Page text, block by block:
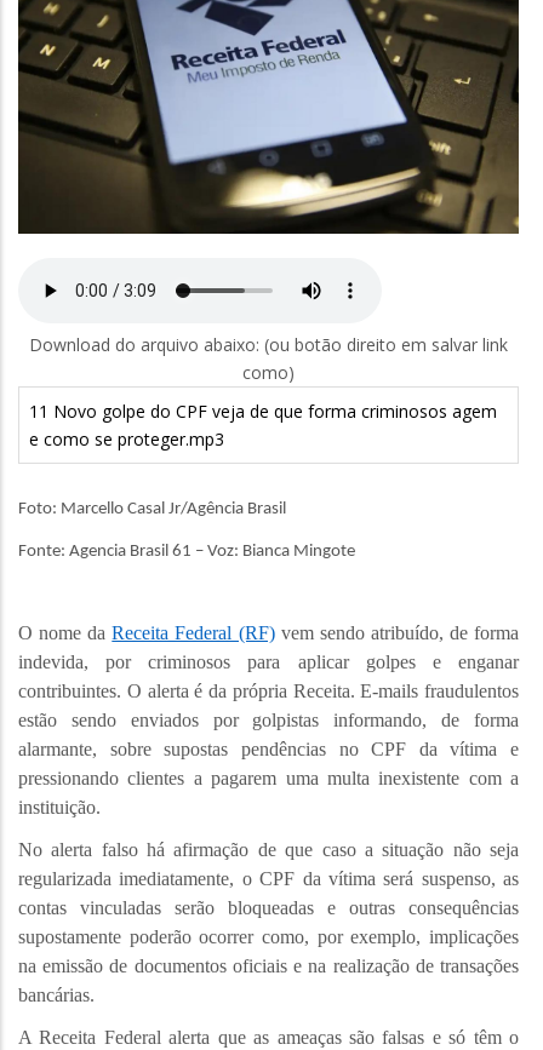
Download do arquivo abaixo: (ou botão direito em salvar link
como)
11 Novo golpe do CPF veja de que forma criminosos agem
e como se proteger.mp3
Foto: Marcello Casal Jr/Agência Brasil
Fonte: Agencia Brasil 61 – Voz: Bianca Mingote
O nome daReceita Federal (RF)vem sendo atribuído, de forma
indevida, por criminosos para aplicar golpes e enganar
contribuintes. O alerta é da própria Receita. E-mails fraudulentos
estão sendo enviados por golpistas informando, de forma
alarmante, sobre supostas pendências no CPF da vítima e
pressionando clientes a pagarem uma multa inexistente com a
instituição.
No alerta falso há afirmação de que caso a situação não seja
regularizada imediatamente, o CPF da vítima será suspenso, as
contas vinculadas serão bloqueadas e outras consequências
supostamente poderão ocorrer como, por exemplo, implicações
na emissão de documentos oficiais e na realização de transações
bancárias.
A Receita Federal alerta que as ameaças são falsas e só têm o